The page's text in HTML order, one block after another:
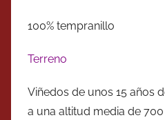
100% tempranillo
Terreno
Viñedos de unos 15 años
a una altitud media de